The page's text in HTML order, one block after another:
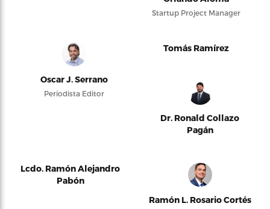
Startup Project Manager
Oscar J. Serrano
Periodista Editor
Tomás Ramírez
Dr. Ronald Collazo
Pagán
Lcdo. Ramón Alejandro
Pabón
Ramón L. Rosario Cortés